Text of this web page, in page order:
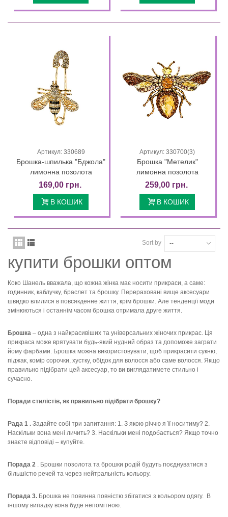
Артикул: 330689
Брошка-шпилька "Бджола"
лимонна позолота
169,00 грн.
В КОШИК
Артикул: 330700(3)
Брошка "Метелик"
лимонна позолота
259,00 грн.
В КОШИК
Sort by --
купити брошки оптом
Коко Шанель вважала, що кожна жінка має носити прикраси, а саме:
годинник, каблучку, браслет та брошку. Перераховані вище аксесуари
швидко влилися в повсякденне життя, крім брошки. Але тенденції моди
змінюються і останнім часом брошка отримала друге життя.
Брошка – одна з найкрасивіших та універсальних жіночих прикрас. Ця
прикраса може врятувати будь-який нудний образ та допоможе заграти
йому фарбами. Брошка можна використовувати, щоб прикрасити сукню,
піджак, комір сорочки, хустку, обідок для волосся або саме волосся. Якщо
правильно підібрати цей аксесуар, то ви виглядатимете стильно і
сучасно.
Поради стилістів, як правильно підібрати брошку?
Рада 1 . Задайте собі три запитання: 1. З якою річчю я її носитиму? 2.
Наскільки вона мені личить? 3. Наскільки мені подобається? Якщо точно
знаєте відповіді – купуйте.
Порада 2 . Брошки позолота та брошки родій будуть поєднуватися з
більшістю речей та через нейтральність кольору.
Порада 3. Брошка не повинна повністю збігатися з кольором одягу. В
іншому випадку вона буде непомітною.